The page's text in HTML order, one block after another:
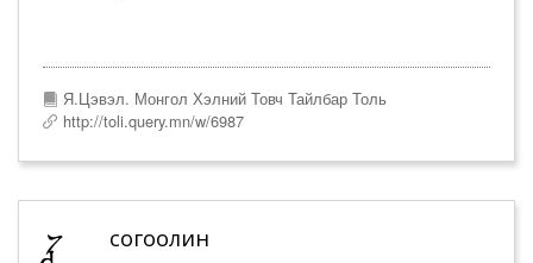
Я.Цэвэл. Монгол Хэлний Товч Тайлбар Толь
http://toli.query.mn/w/6987
согоолин